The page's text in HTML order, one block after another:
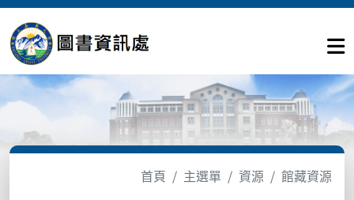
首頁 主選單 資源 館藏資源